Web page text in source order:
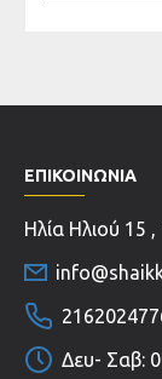
ΕΠΙΚΟΙΝΩΝΊΑ
Ηλία Ηλιού 15 ,
Δευ- Σαβ: